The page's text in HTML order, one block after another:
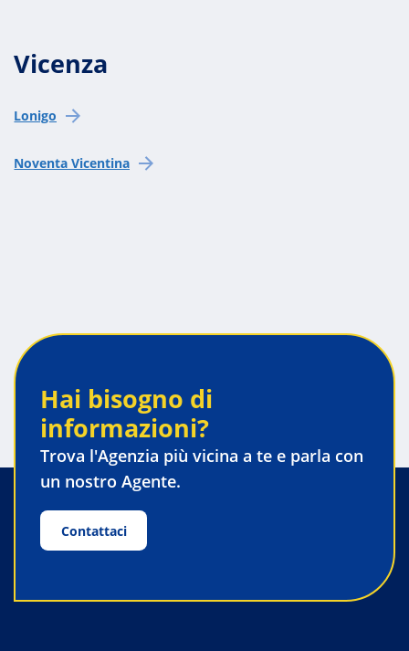
Vicenza
Lonigo
Noventa Vicentina
Hai bisogno di
informazioni?
Trova l'Agenzia più vicina a te e parla con
un nostro Agente.
Contattaci